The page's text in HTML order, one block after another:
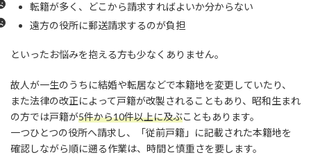
転籍が多く、どこから請求すればよいか分からない
遠方の役所に郵送請求するのが負担
といったお悩みを抱える方も少なくありません。
故人が一生のうちに結婚や転居などで本籍地を変更していたり、
また法律の改正によって戸籍が改製されることもあり、昭和生まれ
の方では戸籍が5件から10件以上に及ぶこともあります。
一つひとつの役所へ請求し、「従前戸籍」に記載された本籍地を
確認しながら順に遡る作業は、時間と慎重さを要します。